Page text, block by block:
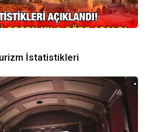
İstatistikleri